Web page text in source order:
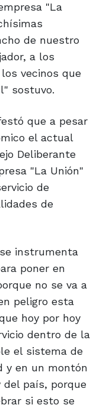
"La
de nuestro
a los
vecinos que
sostuvo.
que a pesar
el actual
Deliberante
"La Unión"
de
de
instrumenta
poner en
no se va a
peligro esta
hoy por hoy
dentro de la
el sistema de
y en un montón
del país, porque
si esto se